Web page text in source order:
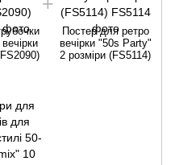
Постер для ретро
вечірки "50s Party"
2 розміри (FS5114)